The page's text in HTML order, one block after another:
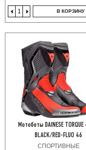
В КОРЗИНУ
Мотоботы DAINESE
BLACK/RED-FLUO 46
СПОРТИВНЫЕ